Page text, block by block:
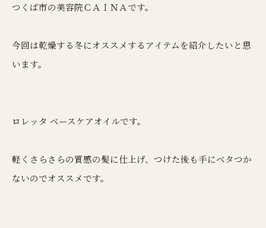
つくば市の美容院ＣＡＩＮＡです。
今回は乾燥する冬にオススメするアイテムを紹介したいと思
います。
ロレッタ ベースケアオイルです。
軽くさらさらの質感の髪に仕上げ、つけた後も手にベタつか
ないのでオススメです。